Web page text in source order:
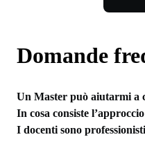
Domande
Un Master può aiutarmi a
In cosa consiste
I docenti sono